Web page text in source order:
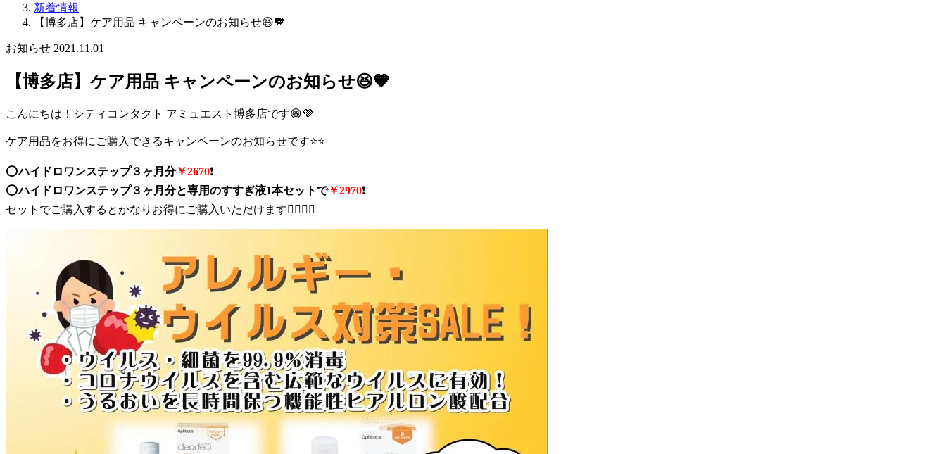
新着情報
【博多店】ケア用品 キャンペーンのお知らせ😆🧡
お知らせ 2021.11.01
【博多店】ケア用品 キャンペーンのお知らせ😆🧡
こんにちは！シティコンタクト アミュエスト博多店です😁💜
ケア用品をお得にご購入できるキャンペーンのお知らせです⭐⭐
⭕ハイドロワンステップ３ヶ月分￥2670❗
⭕ハイドロワンステップ３ヶ月分と専用のすすぎ液1本セットで￥2970❗
セットでご購入するとかなりお得にご購入いただけます🙆‍♀️🙆‍♀️